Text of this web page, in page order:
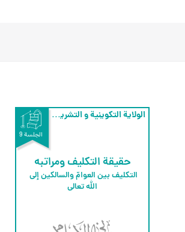
الولاية التكوينية و التشريعية
الجلسة 9
حقيقة التكليف ومراتبه
الله تعالى